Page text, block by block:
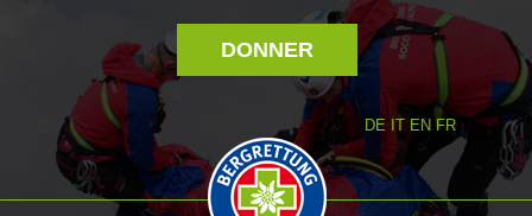
DONNER
DE IT EN FR